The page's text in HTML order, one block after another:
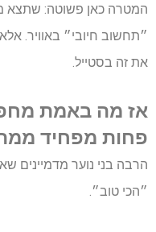
המטרה כאן פשוטה: שתצא
״תחשוב חיובי״ באוויר.
את זה בסטייל.
אז מה באמת
פחות מפחיד
הרבה בני נוער מדמיינים
״הכי טוב״.